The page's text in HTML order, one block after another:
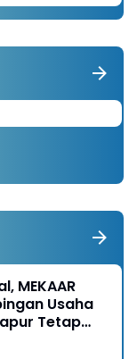
MEKAAR
Usaha
Tetap